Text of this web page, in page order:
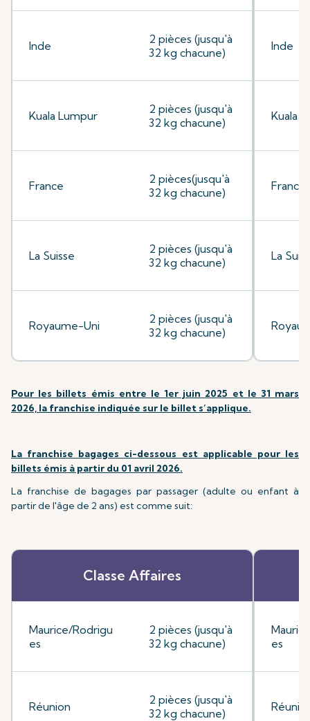
Inde
2 pièces (jusqu'à
32 kg chacune)
Kuala Lumpur
2 pièces (jusqu'à
32 kg chacune)
France
2 pièces(jusqu'à
32 kg chacune)
La Suisse
2 pièces (jusqu'à
32 kg chacune)
Royaume-Uni
2 pièces (jusqu'à
32 kg chacune)
Inde
Kuala
France
La
Pour les billets émis entre le 1er juin 2025 et le 31 mars
2026, la franchise indiquée sur le billet s’applique.
La franchise bagages ci-dessous est applicable pour les
billets émis à partir du 01 avril 2026.
La franchise de bagages par passager (adulte ou enfant à
partir de l'âge de 2 ans) est comme suit:
Classe Affaires
Maurice/Rodrigu
es
2 pièces (jusqu'à
32 kg chacune)
Réunion
2 pièces (jusqu'à
32 kg chacune)
es